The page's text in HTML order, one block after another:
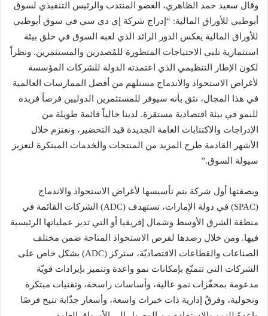
وقال سعيد حمد الظاهري، العضو المنتدب والرئيس التنفيذي لسوق
أبوظبي للأوراق المالية: “إدراج شركة إي دي سي في سوق أبوظبي
للأوراق المالية يعكس الدور الرائد الذي لعبه السوق في خلق بيئة
استثمارية تلبي الاحتياجات المتطورة للمُصدرين والمستثمرين. ونظراً
لكون الإطار التنظيمي الذي اعتمدته الدولة للشركات المؤسسة
لأغراض الاستحواذ والاندماج مستلهم من أفضل الممارسات العالمية
في هذا المجال، نثق بأنه سيوفر للمستثمرين الدوليين فرصاً فريدة
للنمو في بيئة اقتصادية مستقرة. لدينا حالياً قائمة طويلة من
الإدراجات والاكتتابات العامة الجديدة قيد التحضير، ونعتزم خلال
الأشهر القادمة طرح المزيد من المنتجات والخدمات المبتكرة لتعزيز
سيولة السوق.”
وبصفتها أول شركة يتم تأسيسها لأغراض الاستحواذ والاندماج
(SPAC) في دولة الإمارات، تستهدف (ADC) الشركات القائمة في
منطقة الشرق الأوسط وشمال إفريقيا أو التي تدير عملياتها الرئيسية
فيها. ومن خلال رصدها لفرص الاستحواذ المتاحة ضمن مختلف
الصناعات والقطاعات الاقتصاديّة، ستركز (ADC) بشكل خاص على
الشركات التي تتمتّع بإمكانات نمو واعدة وتتميز بإيرادات قويّة
مدعومة بمحفّزات نمو عالية، وأساسات راسخة، وتقنيات مبتكرة
وتحولية، وفرقٌ إدارية ذات خبرات واسعة، وأسعار جذّابة تتيح فرصًا